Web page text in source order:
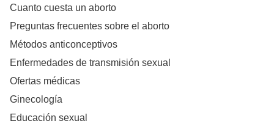
Cuanto cuesta un aborto
Preguntas frecuentes sobre el aborto
Métodos anticonceptivos
Enfermedades de transmisión sexual
Ofertas médicas
Ginecología
Educación sexual